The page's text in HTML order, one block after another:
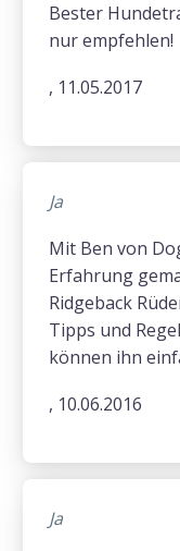
Bester
nur empfehlen!
, 11.05.2017
Ja
Mit Ben von
Erfahrung
Ridgeback
Tipps und
können ihn
, 10.06.2016
Ja